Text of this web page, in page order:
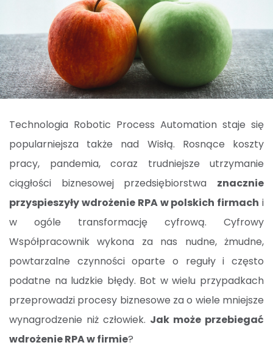
Technologia Robotic Process Automation staje się
popularniejsza także nad Wisłą. Rosnące koszty
pracy, pandemia, coraz trudniejsze utrzymanie
ciągłości biznesowej przedsiębiorstwa znacznie
przyspieszyły wdrożenie RPA w polskich firmach i
w ogóle transformację cyfrową. Cyfrowy
Współpracownik wykona za nas nudne, żmudne,
powtarzalne czynności oparte o reguły i często
podatne na ludzkie błędy. Bot w wielu przypadkach
przeprowadzi procesy biznesowe za o wiele mniejsze
wynagrodzenie niż człowiek. Jak może przebiegać
wdrożenie RPA w firmie?